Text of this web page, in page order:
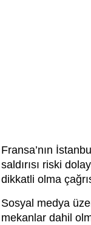
Fransa’nın
saldırısı riski
dikkatli olma
Sosyal medya
mekanlar dahil